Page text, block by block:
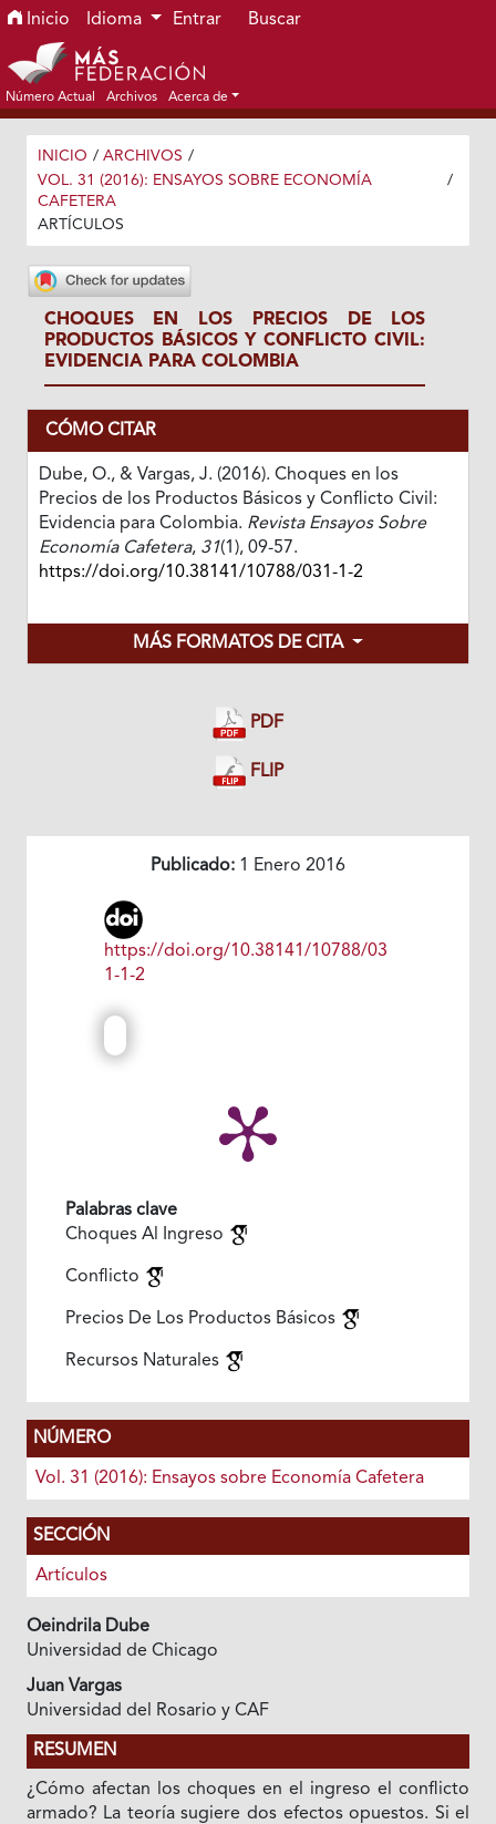
Ir al menú de navegación principal
Ir al contenido principal
Ir al pie de página del sitio
Inicio Idioma Entrar Buscar
Número Actual Archivos Acerca de
INICIO / ARCHIVOS /
VOL. 31 (2016): ENSAYOS SOBRE ECONOMÍA
CAFETERA
/
ARTÍCULOS
CHOQUES EN LOS PRECIOS DE LOS
PRODUCTOS BÁSICOS Y CONFLICTO CIVIL:
EVIDENCIA PARA COLOMBIA
CÓMO CITAR
Dube, O., & Vargas, J. (2016). Choques en los
Precios de los Productos Básicos y Conflicto Civil:
Evidencia para Colombia. Revista Ensayos Sobre
Economía Cafetera, 31(1), 09-57.
https://doi.org/10.38141/10788/031-1-2
MÁS FORMATOS DE CITA
PDF
FLIP
Publicado: 1 Enero 2016
https://doi.org/10.38141/10788/03
1-1-2
Palabras clave
Choques Al Ingreso
Conflicto
Precios De Los Productos Básicos
Recursos Naturales
NÚMERO
Vol. 31 (2016): Ensayos sobre Economía Cafetera
SECCIÓN
Artículos
Oeindrila Dube
Universidad de Chicago
Juan Vargas
Universidad del Rosario y CAF
RESUMEN
¿Cómo afectan los choques en el ingreso el conflicto
armado? La teoría sugiere dos efectos opuestos. Si el